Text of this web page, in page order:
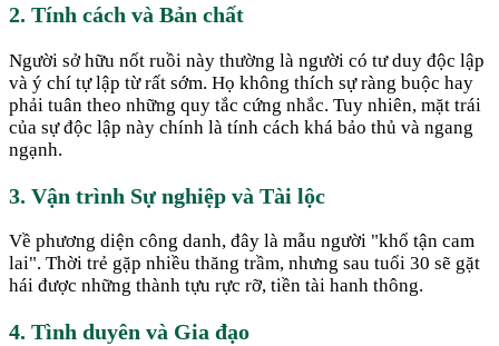
2. Tính cách và Bản chất
Người sở hữu nốt ruồi này thường là người có tư duy độc lập
và ý chí tự lập từ rất sớm. Họ không thích sự ràng buộc hay
phải tuân theo những quy tắc cứng nhắc. Tuy nhiên, mặt trái
của sự độc lập này chính là tính cách khá bảo thủ và ngang
ngạnh.
3. Vận trình Sự nghiệp và Tài lộc
Về phương diện công danh, đây là mẫu người "khổ tận cam
lai". Thời trẻ gặp nhiều thăng trầm, nhưng sau tuổi 30 sẽ gặt
hái được những thành tựu rực rỡ, tiền tài hanh thông.
4. Tình duyên và Gia đạo